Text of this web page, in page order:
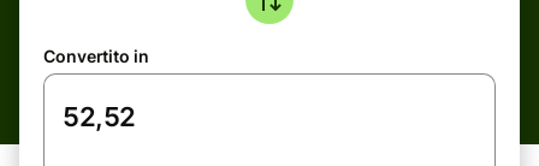
Convertito in